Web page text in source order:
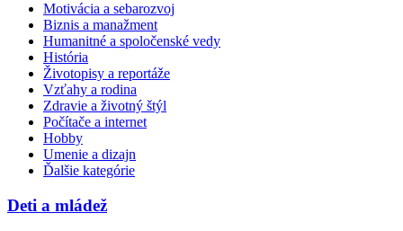
Motivácia a sebarozvoj
Biznis a manažment
Humanitné a spoločenské vedy
História
Životopisy a reportáže
Vzťahy a rodina
Zdravie a životný štýl
Počítače a internet
Hobby
Umenie a dizajn
Ďalšie kategórie
Deti a mládež